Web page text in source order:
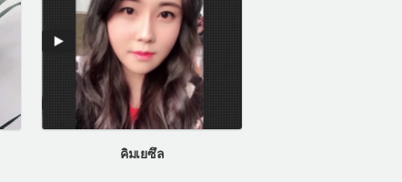
คิมเยซึล